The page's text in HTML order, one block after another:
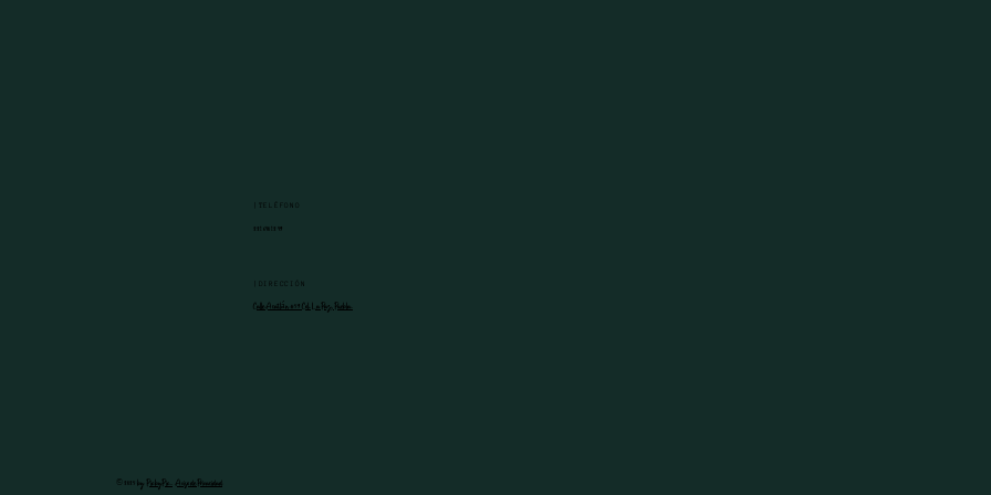
© 2025 by PixbyPix. Aviso de Privacidad
221 640 12 49
|DIRECCIÓN
Calle Acatlán #59 Col. La Paz, Puebla.